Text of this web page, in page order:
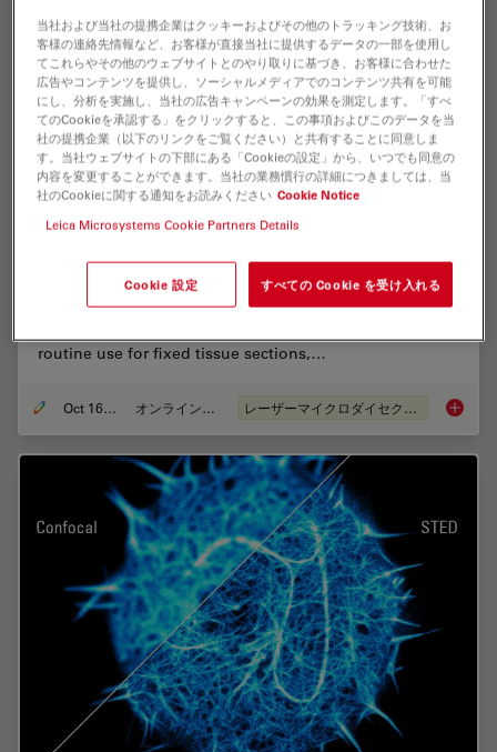
Laser microdissection is a tool for the isolation of
homogenous cell populations from their native niches
routine use for fixed tissue sections,…
Oct 16, 2018 オンラインセミナー レーザーマイクロダイセクション（LMD） Live
当社および当社の提携企業はクッキーおよびその他のトラッキング技術、お
客様の連絡先情報など、お客様が直接当社に提供するデータの一部を使用し
てこれらやその他のウェブサイトとのやり取りに基づき、お客様に合わせた
広告やコンテンツを提供し、ソーシャルメディアでのコンテンツ共有を可能
にし、分析を実施し、当社の広告キャンペーンの効果を測定します。「すべ
てのCookieを承認する」をクリックすると、この事項およびこのデータを当
社の提携企業（以下のリンクをご覧ください）と共有することに同意しま
す。当社ウェブサイトの下部にある「Cookieの設定」から、いつでも同意の
内容を変更することができます。当社の業務慣行の詳細につきましては、当
社のCookieに関する通知をお読みください Cookie Notice
Leica Microsystems Cookie Partners Details
Cookie 設定 すべての Cookie を受け入れる